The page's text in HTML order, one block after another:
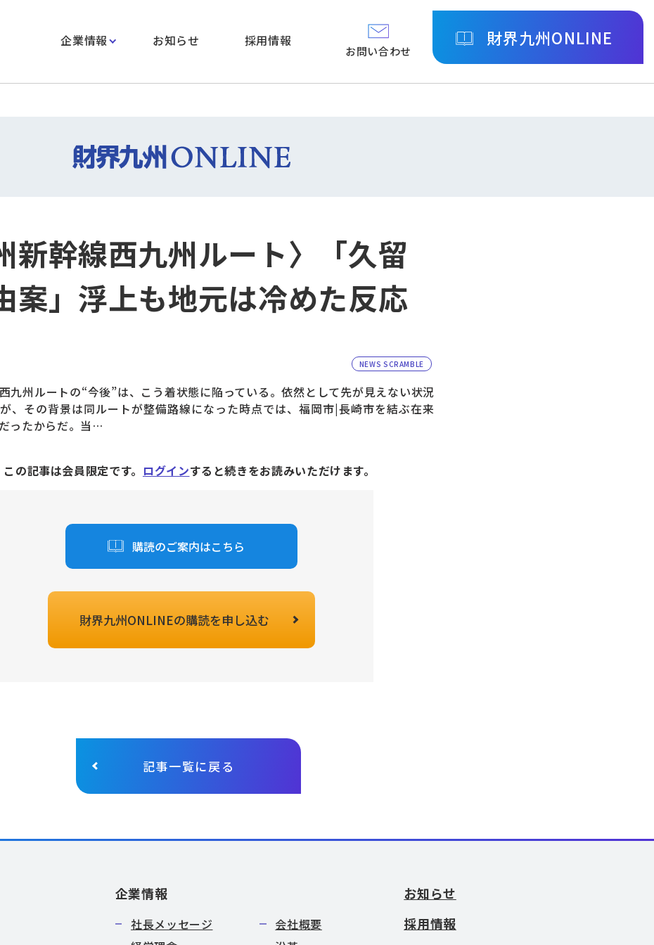
企業情報 お知らせ 採用情報
お問い合わせ
財界九州ONLINE
新幹線西九州ルート〉「久留
案」浮上も地元は冷めた反応
NEWS SCRAMBLE
九州ルートの“今後”は、こう着状態に陥っている。依然として先が見えない状況
、その背景は同ルートが整備路線になった時点では、福岡市|長崎市を結ぶ在来
ったからだ。当…
この記事は会員限定です。 ログインすると続きをお読みいただけます。
購読のご案内はこちら
財界九州ONLINEの購読を申し込む
記事一覧に戻る
企業情報
社長メッセージ
会社概要
お知らせ
採用情報